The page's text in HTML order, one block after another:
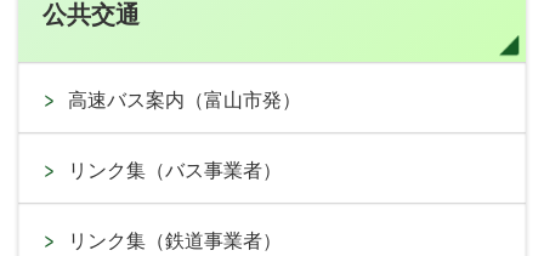
公共交通
高速バス案内（富山市発）
リンク集（バス事業者）
リンク集（鉄道事業者）